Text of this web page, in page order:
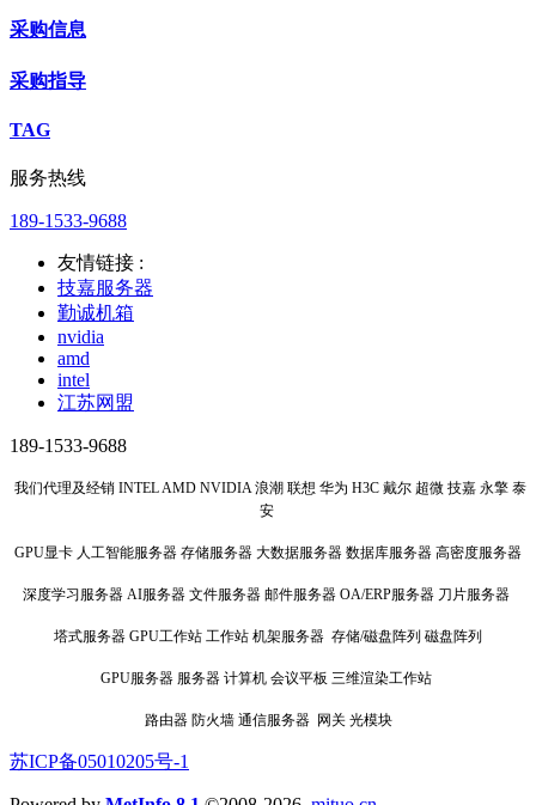
采购信息
采购指导
TAG
服务热线
189-1533-9688
友情链接 :
技嘉服务器
勤诚机箱
nvidia
amd
intel
江苏网盟
189-1533-9688
我们代理及经销 INTEL AMD NVIDIA 浪潮 联想 华为 H3C 戴尔 超微 技嘉 永擎 泰
安
GPU显卡 人工智能服务器 存储服务器 大数据服务器 数据库服务器 高密度服务器
深度学习服务器 AI服务器 文件服务器 邮件服务器 OA/ERP服务器 刀片服务器
塔式服务器 GPU工作站 工作站 机架服务器 存储/磁盘阵列 磁盘阵列
GPU服务器 服务器 计算机 会议平板 三维渲染工作站
路由器 防火墙 通信服务器 网关 光模块
苏ICP备05010205号-1